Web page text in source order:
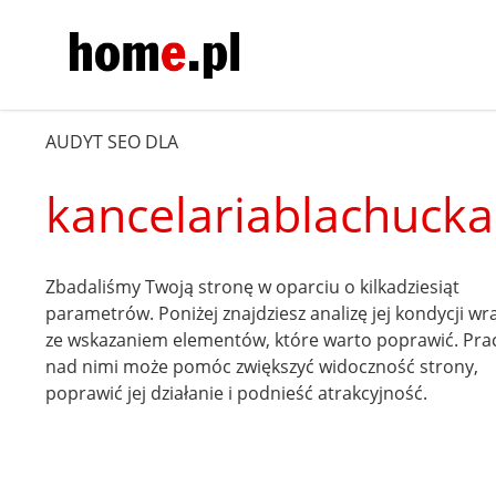
AUDYT SEO DLA
Zbadaliśmy Twoją stronę w oparciu o kilkadziesiąt
parametrów. Poniżej znajdziesz analizę jej kondycji
ze wskazaniem elementów, które warto poprawić.
nad nimi może pomóc zwiększyć widoczność strony,
poprawić jej działanie i podnieść atrakcyjność.